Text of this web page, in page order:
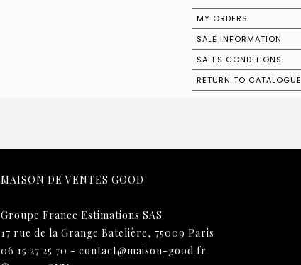
MY ORDERS
SALE INFORMATION
SALES CONDITIONS
RETURN TO CATALOGUE
MAISON DE VENTES GOOD
Groupe France Estimations SAS
17 rue de la Grange Batelière, 75009 Paris
06 15 27 25 70 - contact@maison-good.fr